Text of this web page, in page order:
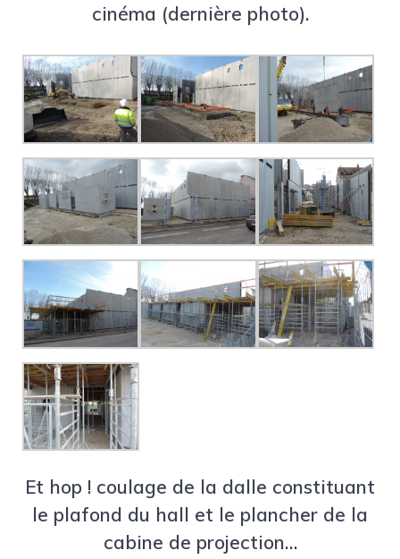
cinéma (dernière photo).
Et hop ! coulage de la dalle constituant
le plafond du hall et le plancher de la
cabine de projection…